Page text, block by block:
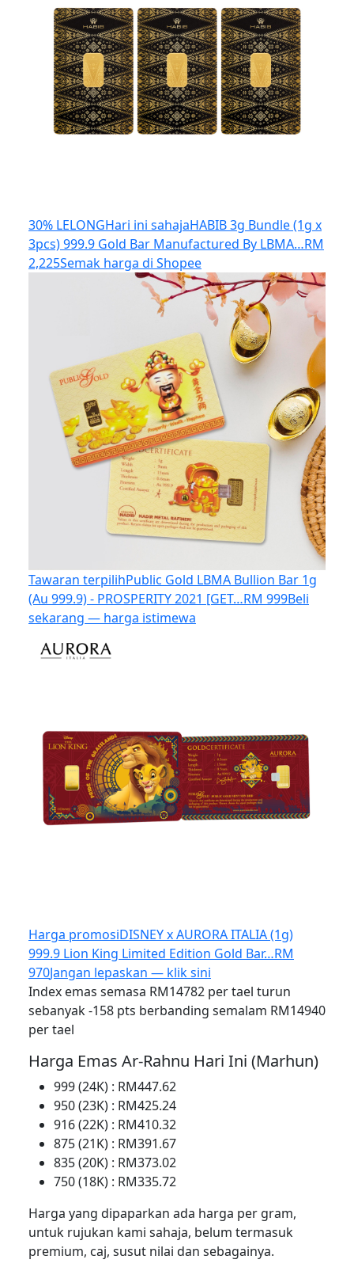
30% LELONGHari ini sahajaHABIB 3g Bundle (1g x
3pcs) 999.9 Gold Bar Manufactured By LBMA…RM
2,225Semak harga di Shopee
Tawaran terpilihPublic Gold LBMA Bullion Bar 1g
(Au 999.9) - PROSPERITY 2021 [GET…RM 999Beli
sekarang — harga istimewa
Harga promosiDISNEY x AURORA ITALIA (1g)
999.9 Lion King Limited Edition Gold Bar…RM
970Jangan lepaskan — klik sini
Index emas semasa RM14782 per tael turun
sebanyak -158 pts berbanding semalam RM14940
per tael
Harga Emas Ar-Rahnu Hari Ini (Marhun)
999 (24K) : RM447.62
950 (23K) : RM425.24
916 (22K) : RM410.32
875 (21K) : RM391.67
835 (20K) : RM373.02
750 (18K) : RM335.72
Harga yang dipaparkan ada harga per gram,
untuk rujukan kami sahaja, belum termasuk
premium, caj, susut nilai dan sebagainya.